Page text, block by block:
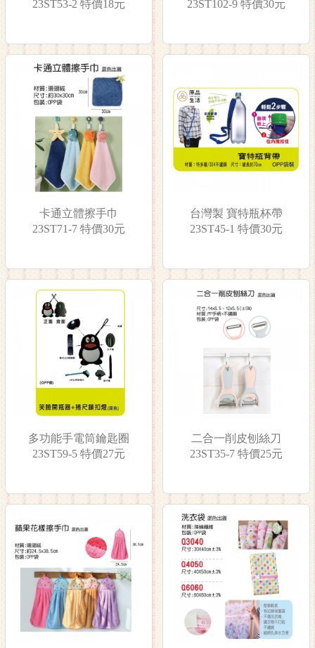
23ST53-2 特價18元
23ST102-9 特價30元
卡通立體擦手巾
23ST71-7 特價30元
台灣製 寶特瓶杯帶
23ST45-1 特價30元
多功能手電筒鑰匙圈
23ST59-5 特價27元
二合一削皮刨絲刀
23ST35-7 特價25元